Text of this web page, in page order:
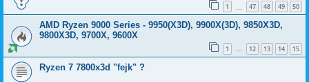
1 47 48 49 50
AMD Ryzen 9000 Series - 9950(X3D), 9900X(3D), 9850X3D,
9800X3D, 9700X, 9600X
1 … 12 13 14 15
Ryzen 7 7800x3d "fejk" ?